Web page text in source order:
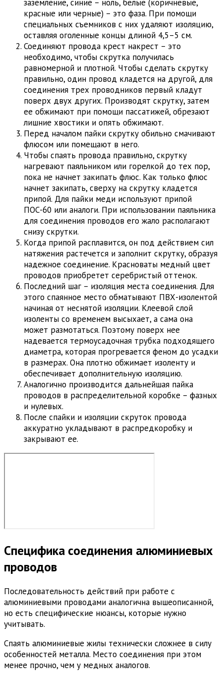
заземление, синие – ноль, белые (коричневые,
красные или черные) – это фаза. При помощи
специальных съемников с них удаляют изоляцию,
оставляя оголенные концы длиной 4,5–5 см.
Соединяют провода крест накрест – это
необходимо, чтобы скрутка получилась
равномерной и плотной. Чтобы сделать скрутку
правильно, один провод кладется на другой, для
соединения трех проводников первый кладут
поверх двух других. Производят скрутку, затем
ее обжимают при помощи пассатижей, обрезают
лишние хвостики и опять обжимают.
Перед началом пайки скрутку обильно смачивают
флюсом или помещают в него.
Чтобы спаять провода правильно, скрутку
нагревают паяльником или горелкой до тех пор,
пока не начнет закипать флюс. Как только флюс
начнет закипать, сверху на скрутку кладется
припой. Для пайки меди используют припой
ПОС-60 или аналоги. При использовании паяльника
для соединения проводов его жало располагают
снизу скрутки.
Когда припой расплавится, он под действием сил
натяжения растечется и заполнит скрутку, образуя
надежное соединение. Красноваты медный цвет
проводов приобретет серебристый оттенок.
Последний шаг – изоляция места соединения. Для
этого спаянное место обматывают ПВХ-изолентой
начиная от неснятой изоляции. Клеевой слой
изоленты со временем высыхает, а сама она
может размотаться. Поэтому поверх нее
надевается термоусадочная трубка подходящего
диаметра, которая прогревается феном до усадки
в размерах. Она плотно обжимает изоленту и
обеспечивает дополнительную изоляцию.
Аналогично производится дальнейшая пайка
проводов в распределительной коробке – фазных
и нулевых.
После спайки и изоляции скруток провода
аккуратно укладывают в распредкоробку и
закрывают ее.
Специфика соединения алюминиевых
проводов
Последовательность действий при работе с
алюминиевыми проводами аналогична вышеописанной,
но есть специфические нюансы, которые нужно
учитывать.
Спаять алюминиевые жилы технически сложнее в силу
особенностей металла. Место соединения при этом
менее прочно, чем у медных аналогов.